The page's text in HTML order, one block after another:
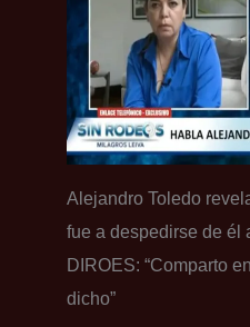
Alejandro Toledo
fue a despedirse de él
DIROES: “Comparto
dicho”